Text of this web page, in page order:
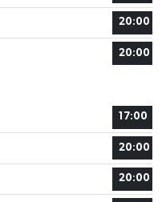
20:00
20:00
17:00
20:00
20:00